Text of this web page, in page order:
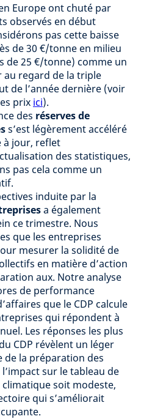
Europe ont chuté par
observés en début
pas cette baisse
de 30 €/tonne en milieu
de 25 €/tonne) comme un
au regard de la triple
de l’année dernière (voir
prix ici).
des réserves de
s’est légèrement accéléré
à jour, reflet
des statistiques,
pas cela comme un
induite par la
a également
ce trimestre. Nous
que les entreprises
mesurer la solidité de
en matière d’action
aux. Notre analyse
de performance
que le CDP calcule
qui répondent à
Les réponses les plus
CDP révèlent un léger
de la préparation des
sur le tableau de
soit modeste,
qui s’améliorait